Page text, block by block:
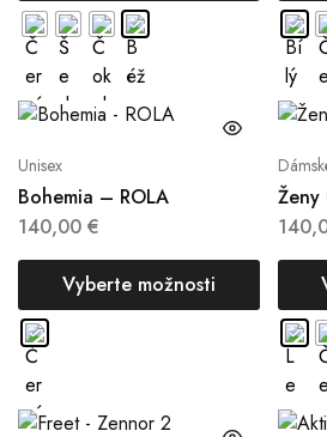
Unisex
Bohemia – ROLA
140,00 €
Vyberte možnosti